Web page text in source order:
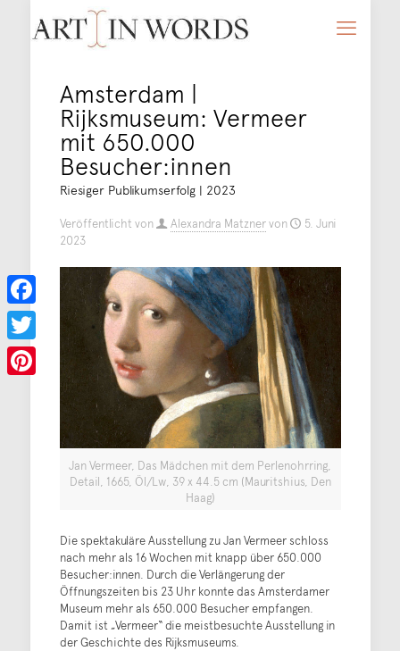
Amsterdam |
Rijksmuseum: Vermeer
mit 650.000
Besucher:innen
Riesiger Publikumserfolg | 2023
Veröffentlicht von Alexandra Matznervon
5. Juni
2023
Jan Vermeer, Das Mädchen mit dem Perlenohrring,
Detail, 1665, Öl/Lw, 39 x 44.5 cm (Mauritshius, Den
Haag)
Die spektakuläre Ausstellung zu Jan Vermeer schloss
nach mehr als 16 Wochen mit knapp über 650.000
Besucher:innen. Durch die Verlängerung der
Öffnungszeiten bis 23 Uhr konnte das Amsterdamer
Museum mehr als 650.000 Besucher empfangen.
Damit ist „Vermeer“ die meistbesuchte Ausstellung in
der Geschichte des Rijksmuseums.
Facebook
Twitter